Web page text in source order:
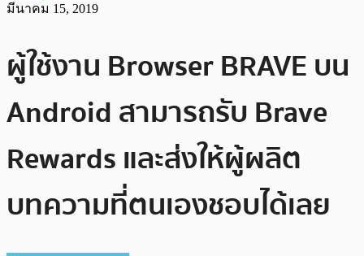
มีนาคม 15, 2019
ผู้ใช้งาน Browser BRAVE บน
Android สามารถรับ Brave
Rewards และส่งให้ผู้ผลิต
บทความที่ตนเองชอบได้เลย